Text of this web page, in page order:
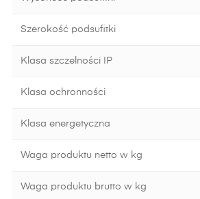
Szerokość podsufitki
Klasa szczelności IP
Klasa ochronności
Klasa energetyczna
Waga produktu netto w kg
Waga produktu brutto w kg